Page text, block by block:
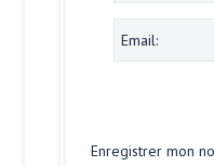
Enregistrer mon